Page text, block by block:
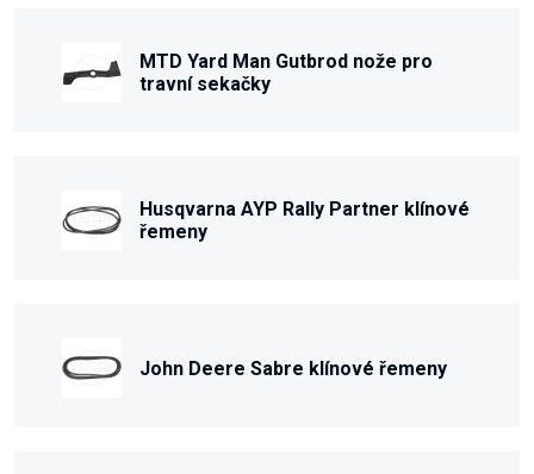
MTD Yard Man Gutbrod nože pro
travní sekačky
Husqvarna AYP Rally Partner klínové
řemeny
John Deere Sabre klínové řemeny